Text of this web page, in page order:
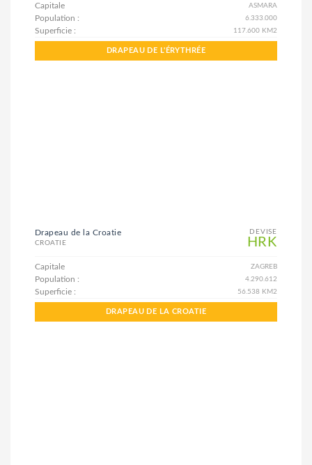
Capitale ASMARA
Population : 6.333.000
Superficie : 117.600 KM2
DRAPEAU DE L'ÉRYTHRÉE
DEVISE
HRK
Drapeau de la Croatie
CROATIE
Capitale ZAGREB
Population : 4.290.612
Superficie : 56.538 KM2
DRAPEAU DE LA CROATIE